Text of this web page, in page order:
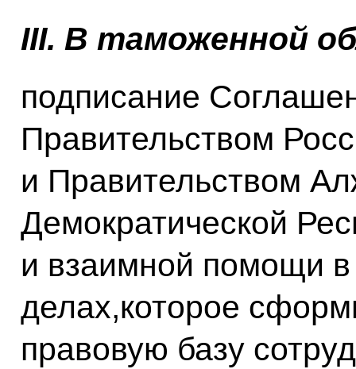
III. В таможенной
подписание
Правительством
и Правительством
Демократической
и взаимной помощи
делах,которое
правовую базу